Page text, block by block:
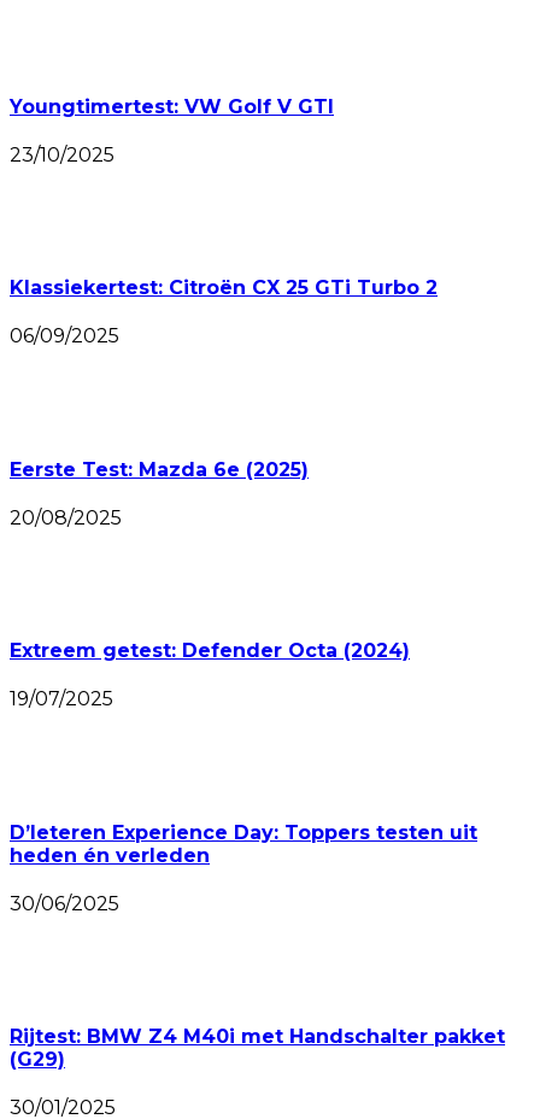
Youngtimertest: VW Golf V GTI
23/10/2025
Klassiekertest: Citroën CX 25 GTi Turbo 2
06/09/2025
Eerste Test: Mazda 6e (2025)
20/08/2025
Extreem getest: Defender Octa (2024)
19/07/2025
D’Ieteren Experience Day: Toppers testen uit
heden én verleden
30/06/2025
Rijtest: BMW Z4 M40i met Handschalter pakket
(G29)
30/01/2025